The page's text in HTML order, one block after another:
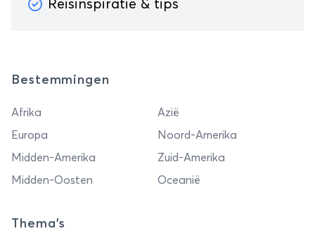
Reisinspiratie & tips
Bestemmingen
Afrika
Azië
Europa
Noord-Amerika
Midden-Amerika
Zuid-Amerika
Midden-Oosten
Oceanië
Thema's